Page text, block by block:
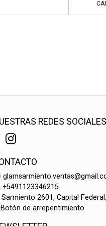
REDES SOCIALES
+5491123346215
Sarmiento 2601, Capital
de arrepentimiento